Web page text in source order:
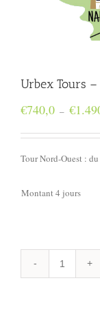
Urbex Tours
€740,0 – €
Tour Nord-Ouest :
Montant 4 jours
quantité
de